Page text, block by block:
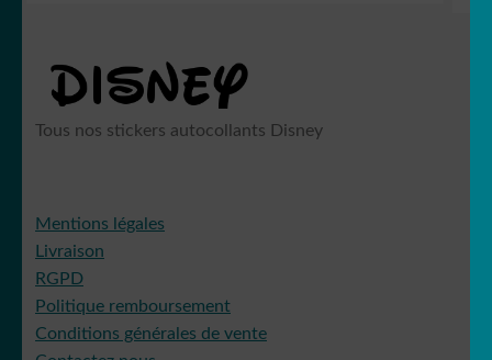
Tous nos stickers autocollants Disney
Mentions légales
Livraison
RGPD
Politique remboursement
Conditions générales de vente